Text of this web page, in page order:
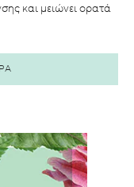
και μειώνει ορατά